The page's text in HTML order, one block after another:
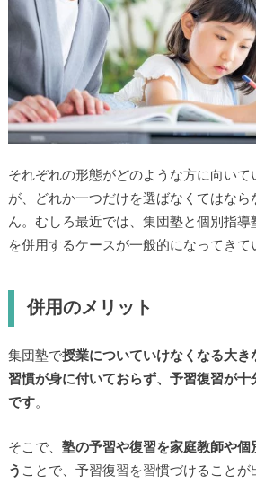
それぞれの形態がどのような方に向いて
が、どれか一つだけを選ばなくてはな
ん。むしろ最近では、集団塾と個別指導
を併用するケースが一般的になってきて
併用のメリット
集団塾で授業についていけなくなる大き
習慣が身に付いておらず、予習復習が十
です。
そこで、 塾の予習や復習を家庭教師や個
う ことで、予習復習を習慣づけることが